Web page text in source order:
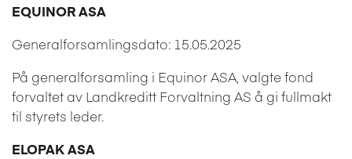
EQUINOR ASA
Generalforsamlingsdato: 15.05.2025
På generalforsamling i Equinor ASA, valgte fond
forvaltet av Landkreditt Forvaltning AS å gi fullmakt
til styrets leder.
ELOPAK ASA